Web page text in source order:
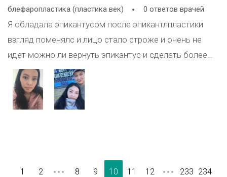
блефаропластика (пластика век) 0 ответов врачей
Я обладала эпикантусом после эпикантлпластики
взгляд поменялс и лицо стало строже и очень не
идет можно ли вернуть эпикантус и сделать более
естественным результат мое лицо было милее
второе фото это до
1 2 8 9 10 11 12 233 234